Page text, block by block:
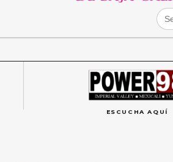
for:
ESCUCHA AQUÍ